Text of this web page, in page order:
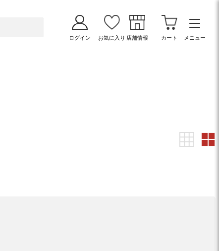
ログイン お気に入り 店舗情報 カート メニュー